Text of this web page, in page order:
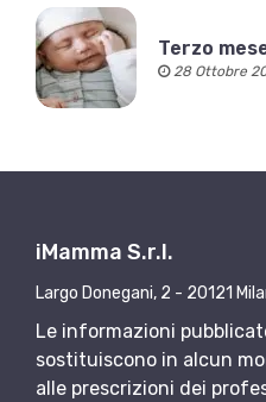
Terzo
28 Ottobre
iMamma S.r.l.
Largo Donegani, 2 - 20121
Le informazioni
sostituiscono in alcun
alle prescrizioni dei